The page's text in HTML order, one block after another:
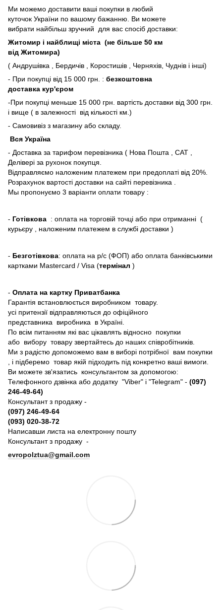
Ми можемо доставити ваші покупки в любий
куточок України по вашому бажанню. Ви можете
вибрати найбільш зручний для вас спосіб доставки:
Житомир і найблищі міста (не більше 50 км
від Житомира)
( Андрушівка , Бердичів , Коростишів , Черняхів, Чуднів і інші)
- При покупці від 15 000 грн. : безкоштовна
доставка кур'єром
-При покупці меньше 15 000 грн. вартість доставки від 300 грн.
і вище ( в залежності від кількості км.)
- Самовивіз з магазину або складу.
Вся Україна
- Доставка за тарифом перевізника ( Нова Пошта , САТ ,
Делівері за рухонок покупця.
Відправляємо наложеним платежем при предоплаті від 20%.
Розрахунок вартості доставки на сайті перевізника .
Мы пропонуємо 3 варіанти оплати товару :
- Готівкова : оплата на торговій точці або при отриманні (
курьєру , наложеним платежем в службі доставки )
- Безготівкова: оплата на р/с (ФОП) або оплата банківськими
картками Mastercard / Visa (термінал )
- Оплата на картку Приватбанка
Гарантія встановлюється виробником товару.
усі притензії відправляються до офіційного
представника виробника в Україні.
По всім питанням які вас цікавлять відносно покупки
або вибору товару звертайтесь до наших співробітників.
Ми з радістю допоможемо вам в виборі потрібної вам покупки
, і підберемо товар якій підходить під конкретно ваші вимоги.
Ви можете зв'язатись консультантом за допомогою:
Телефонного дзвінка або додатку "Viber" і "Telegram" - (097)
246-49-64)
Консультант з продажу -
(097) 246-49-64
(093) 020-38-72
Написавши листа на електронну пошту
Консультант з продажу -
evropolztua@gmail.com